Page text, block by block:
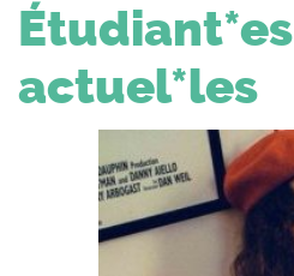
Étudiant*es
actuel*les